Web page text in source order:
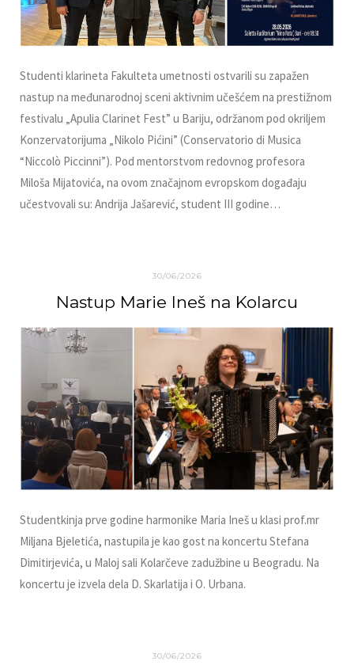
Studenti klarineta Fakulteta umetnosti ostvarili su zapažen
nastup na međunarodnoj sceni aktivnim učešćem na prestižnom
festivalu „Apulia Clarinet Fest” u Bariju, održanom pod okriljem
Konzervatorijuma „Nikolo Pićini” (Conservatorio di Musica
“Niccolò Piccinni”). Pod mentorstvom redovnog profesora
Miloša Mijatovića, na ovom značajnom evropskom događaju
učestvovali su: Andrija Jašarević, student III godine…
30/06/2026
Nastup Marie Ineš na Kolarcu
Studentkinja prve godine harmonike Maria Ineš u klasi prof.mr
Miljana Bjeletića, nastupila je kao gost na koncertu Stefana
Dimitirjevića, u Maloj sali Kolarčeve zadužbine u Beogradu. Na
koncertu je izvela dela D. Skarlatija i O. Urbana.
30/06/2026